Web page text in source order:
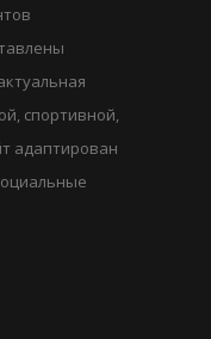
спортивной,
адаптирован